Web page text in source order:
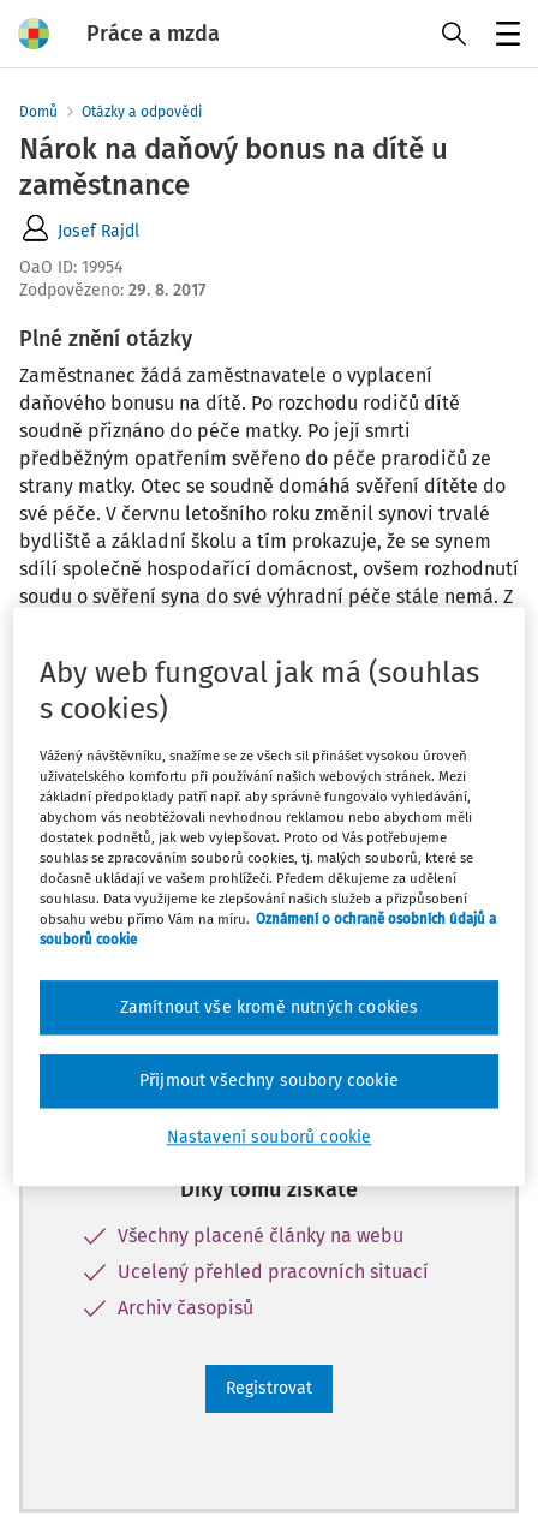
Práce a mzda
Domů Otázky a odpovědi
Nárok na daňový bonus na dítě u
zaměstnance
Josef Rajdl
OaO ID: 19954
Zodpovězeno: 29. 8. 2017
Plné znění otázky
Zaměstnanec žádá zaměstnavatele o vyplacení
daňového bonusu na dítě. Po rozchodu rodičů dítě
soudně přiznáno do péče matky. Po její smrti
předběžným opatřením svěřeno do péče prarodičů ze
strany matky. Otec se soudně domáhá svěření dítěte do
své péče. V červnu letošního roku změnil synovi trvalé
bydliště a základní školu a tím prokazuje, že se synem
sdílí společně hospodařící domácnost, ovšem rozhodnutí
soudu o svěření syna do své výhradní péče stále nemá. Z
zaměstnanec nárok na daňový bonus na dítě?
Máte předplatné? Přihlaste se
Celý dokument je jen pro předplatitele.
Zaregistrujte se a získejte
Díky tomu získáte
Všechny placené články na webu
Ucelený přehled pracovních situací
Archiv časopisů
Registrovat
Aby web fungoval jak má (souhlas
s cookies)
Vážený návštěvníku, snažíme se ze všech sil přinášet vysokou úroveň
uživatelského komfortu při používání našich webových stránek. Mezi
základní předpoklady patří např. aby správně fungovalo vyhledávání,
abychom vás neobtěžovali nevhodnou reklamou nebo abychom měli
dostatek podnětů, jak web vylepšovat. Proto od Vás potřebujeme
souhlas se zpracováním souborů cookies, tj. malých souborů, které se
dočasně ukládají ve vašem prohlížeči. Předem děkujeme za udělení
souhlasu. Data využijeme ke zlepšování našich služeb a přizpůsobení
obsahu webu přímo Vám na míru. Oznámení o ochraně osobních údajů a
souborů cookie
Nastavení souborů cookie
Zamítnout vše kromě nutných cookies
Přijmout všechny soubory cookie